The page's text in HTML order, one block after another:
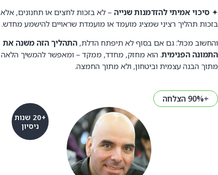
✦ סיכוי אמיתי להזדמנות שנייה – לא בזכות לחצים או תחנונים, אלא
בזכות תהליך רציני שמציג מועמד או מועמדת שראויים להישמע מחדש.
והחשוב מכול: גם אם בסוף לא תיפתח הדלת, התהליך הזה משנה את
התמונה הפנימית. הוא מחזק, מחדד, ממקד – ומאפשר להמשיך הלאה
מתוך הבנה עצמית וביטחון, ולא מתוך החמצה.
+90% הצלחה
+20 שנות
ניסיון